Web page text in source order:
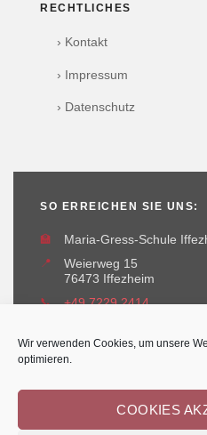
Wir verwenden Cookies, um unsere
optimieren.
COOKIES
RECHTLICHES
› Kontakt
› Impressum
› Datenschutz
SO ERREICHEN SIE UNS:
🏫
Maria-Gress-Schule
📍
Weierweg 15
76473 Iffezheim
📞
+49 7229 2414